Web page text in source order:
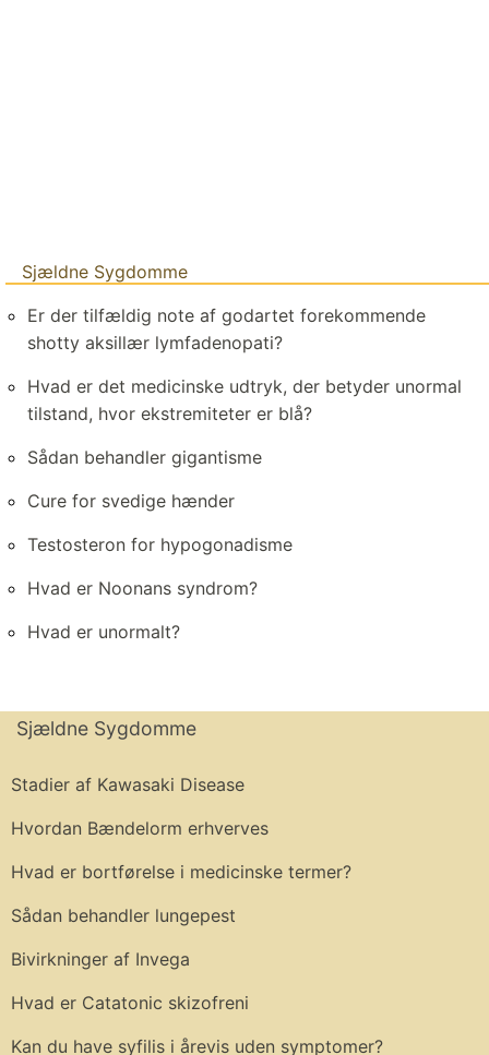
Sjældne Sygdomme
Er der tilfældig note af godartet forekommende
shotty aksillær lymfadenopati?
Hvad er det medicinske udtryk, der betyder unormal
tilstand, hvor ekstremiteter er blå?
Sådan behandler gigantisme
Cure for svedige hænder
Testosteron for hypogonadisme
Hvad er Noonans syndrom?
Hvad er unormalt?
Sjældne Sygdomme
Stadier af Kawasaki Disease
Hvordan Bændelorm erhverves
Hvad er bortførelse i medicinske termer?
Sådan behandler lungepest
Bivirkninger af Invega
Hvad er Catatonic skizofreni
Kan du have syfilis i årevis uden symptomer?